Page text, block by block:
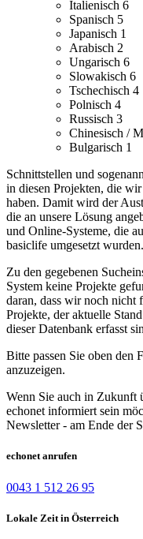
Italienisch 6
Spanisch 5
Japanisch 1
Arabisch 2
Ungarisch 6
Slowakisch 6
Tschechisch 4
Polnisch 4
Russisch 3
Chinesisch /
Bulgarisch 1
Schnittstellen und
in diesen Projekten, die
haben. Damit wird der
die an unsere Lösung
und Online-Systeme, die
basiclife umgesetzt wurden.
Zu den gegebenen
System keine Projekte
daran, dass wir noch nicht
Projekte, der aktuelle
dieser Datenbank erfasst
Bitte passen Sie oben den
anzuzeigen.
Wenn Sie auch in Zukunft
echonet informiert sein
Newsletter - am Ende der
echonet anrufen
0043 1 512 26 95
Lokale Zeit in Österreich